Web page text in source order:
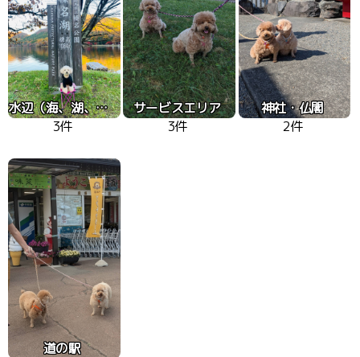
水辺（海、湖、川）
3件
サービスエリア
3件
神社・仏閣
2件
道の駅